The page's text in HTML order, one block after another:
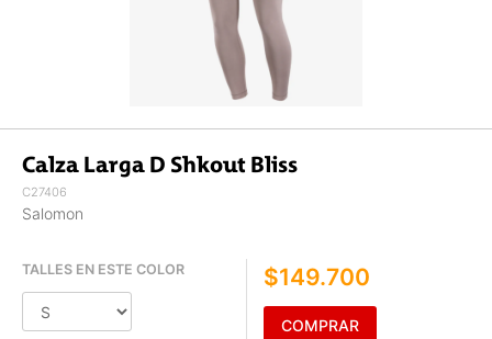
Calza Larga D Shkout Bliss
C27406
Salomon
TALLES EN ESTE COLOR $149.700
COMPRAR